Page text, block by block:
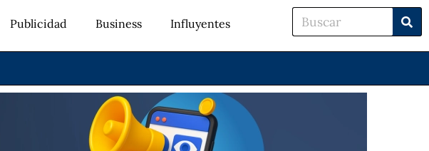
Publicidad Business Influyentes